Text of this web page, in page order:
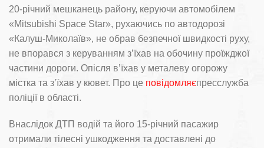
20-річний мешканець району, керуючи автомобілем
«Mitsubishi Space Star», рухаючись по автодорозі
«Калуш-Миколаїв», не обрав безпечної швидкості руху,
не впорався з керуванням з’їхав на обочину проїжджої
частини дороги. Опісля в’їхав у металеву огорожу
містка та з’їхав у кювет. Про це повідомляєпресслужба
поліції в області.
Внаслідок ДТП водій та його 15-річний пасажир
отримали тілесні ушкодження та доставлені до